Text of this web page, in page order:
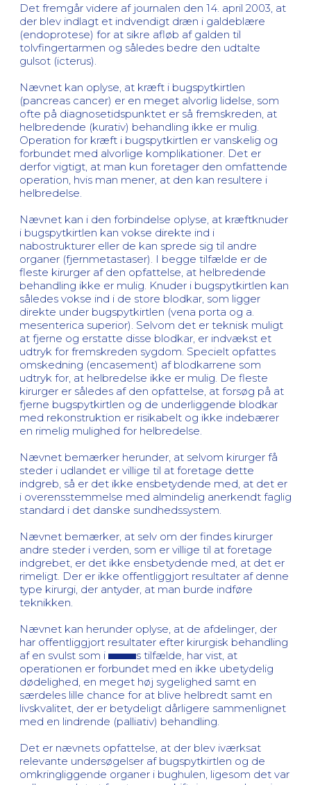
Det fremgår videre af journalen den 14. april 2003, at
der blev indlagt et indvendigt dræn i galdeblære
(endoprotese) for at sikre afløb af galden til
tolvfingertarmen og således bedre den udtalte
gulsot (icterus).
Nævnet kan oplyse, at kræft i bugspytkirtlen
(pancreas cancer) er en meget alvorlig lidelse, som
ofte på diagnosetidspunktet er så fremskreden, at
helbredende (kurativ) behandling ikke er mulig.
Operation for kræft i bugspytkirtlen er vanskelig og
forbundet med alvorlige komplikationer. Det er
derfor vigtigt, at man kun foretager den omfattende
operation, hvis man mener, at den kan resultere i
helbredelse.
Nævnet kan i den forbindelse oplyse, at kræftknuder
i bugspytkirtlen kan vokse direkte ind i
nabostrukturer eller de kan sprede sig til andre
organer (fjernmetastaser). I begge tilfælde er de
fleste kirurger af den opfattelse, at helbredende
behandling ikke er mulig. Knuder i bugspytkirtlen kan
således vokse ind i de store blodkar, som ligger
direkte under bugspytkirtlen (vena porta og a.
mesenterica superior). Selvom det er teknisk muligt
at fjerne og erstatte disse blodkar, er indvækst et
udtryk for fremskreden sygdom. Specielt opfattes
omskedning (encasement) af blodkarrene som
udtryk for, at helbredelse ikke er mulig. De fleste
kirurger er således af den opfattelse, at forsøg på at
fjerne bugspytkirtlen og de underliggende blodkar
med rekonstruktion er risikabelt og ikke indebærer
en rimelig mulighed for helbredelse.
Nævnet bemærker herunder, at selvom kirurger få
steder i udlandet er villige til at foretage dette
indgreb, så er det ikke ensbetydende med, at det er
i overensstemmelse med almindelig anerkendt faglig
standard i det danske sundhedssystem.
Nævnet bemærker, at selv om der findes kirurger
andre steder i verden, som er villige til at foretage
indgrebet, er det ikke ensbetydende med, at det er
rimeligt. Der er ikke offentliggjort resultater af denne
type kirurgi, der antyder, at man burde indføre
teknikken.
Nævnet kan herunder oplyse, at de afdelinger, der
har offentliggjort resultater efter kirurgisk behandling
af en svulst som i
s tilfælde, har vist, at
operationen er forbundet med en ikke ubetydelig
dødelighed, en meget høj sygelighed samt en
særdeles lille chance for at blive helbredt samt en
livskvalitet, der er betydeligt dårligere sammenlignet
med en lindrende (palliativ) behandling.
Det er nævnets opfattelse, at der blev iværksat
relevante undersøgelser af bugspytkirtlen og de
omkringliggende organer i bughulen, ligesom det var